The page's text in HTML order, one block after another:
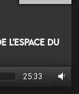
l'espace du
25:33